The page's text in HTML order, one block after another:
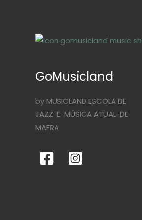
GoMusicland
by MUSICLAND ESCOLA DE
JAZZ E MÚSICA ATUAL DE
MAFRA